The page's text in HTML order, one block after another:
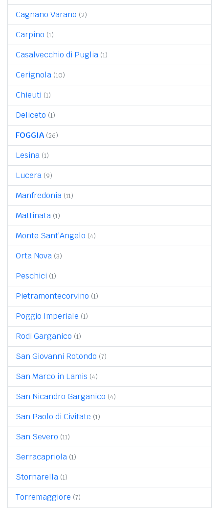
Cagnano Varano (2)
Carpino (1)
Casalvecchio di Puglia (1)
Cerignola (10)
Chieuti (1)
Deliceto (1)
FOGGIA (26)
Lesina (1)
Lucera (9)
Manfredonia (11)
Mattinata (1)
Monte Sant'Angelo (4)
Orta Nova (3)
Peschici (1)
Pietramontecorvino (1)
Poggio Imperiale (1)
Rodi Garganico (1)
San Giovanni Rotondo (7)
San Marco in Lamis (4)
San Nicandro Garganico (4)
San Paolo di Civitate (1)
San Severo (11)
Serracapriola (1)
Stornarella (1)
Torremaggiore (7)